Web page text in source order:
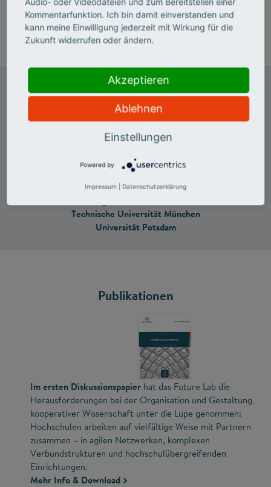
finanziertenForschungsvorhabens
Hochschulen im Future Lab:
Kooperationsgovernance
Hochschule Bochum
Technische Universität Dresden
Universität Kassel
Universität Leipzig
Universität Marburg
Technische Universität München
Universität Potsdam
Publikationen
Im ersten Diskussionspapier hat das Future Lab die
Herausforderungen bei der Organisation und Gestaltung
kooperativer Wissenschaft unter die Lupe genommen:
Hochschulen arbeiten auf vielfältige Weise mit Partnern
zusammen – in agilen Netzwerken, komplexen
Verbundstrukturen und hochschulübergreifenden
Einrichtungen.
Mehr Info & Download
Kommentarfunktion. Ich bin damit einverstanden und
kann meine Einwilligung jederzeit mit Wirkung für die
Zukunft widerrufen oder ändern.
Akzeptieren
Ablehnen
Einstellungen
Powered by
Impressum Datenschutzerklärung